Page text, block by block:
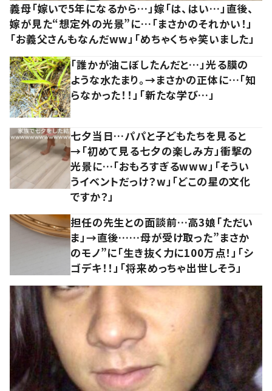
義母「嫁いで5年になるから…」嫁「は、はい…」直後、
嫁が見た“想定外の光景”に…「まさかのそれかい！」
「お義父さんもなんだww」「めちゃくちゃ笑いました」
「誰かが油こぼしたんだと…」光る膜の
ような水たまり。→まさかの正体に…「知
らなかった！！」「新たな学び…」
七夕当日…パパと子どもたちを見ると
→「初めて見る七夕の楽しみ方」衝撃の
光景に…「おもろすぎるwww」「そうい
うイベントだっけ？w」「どこの星の文化
ですか？」
担任の先生との面談前…高3娘「ただい
ま」→直後……母が受け取った”まさか
のモノ”に「生き抜く力に100万点！」「シ
ゴデキ！！」「将来めっちゃ出世しそう」